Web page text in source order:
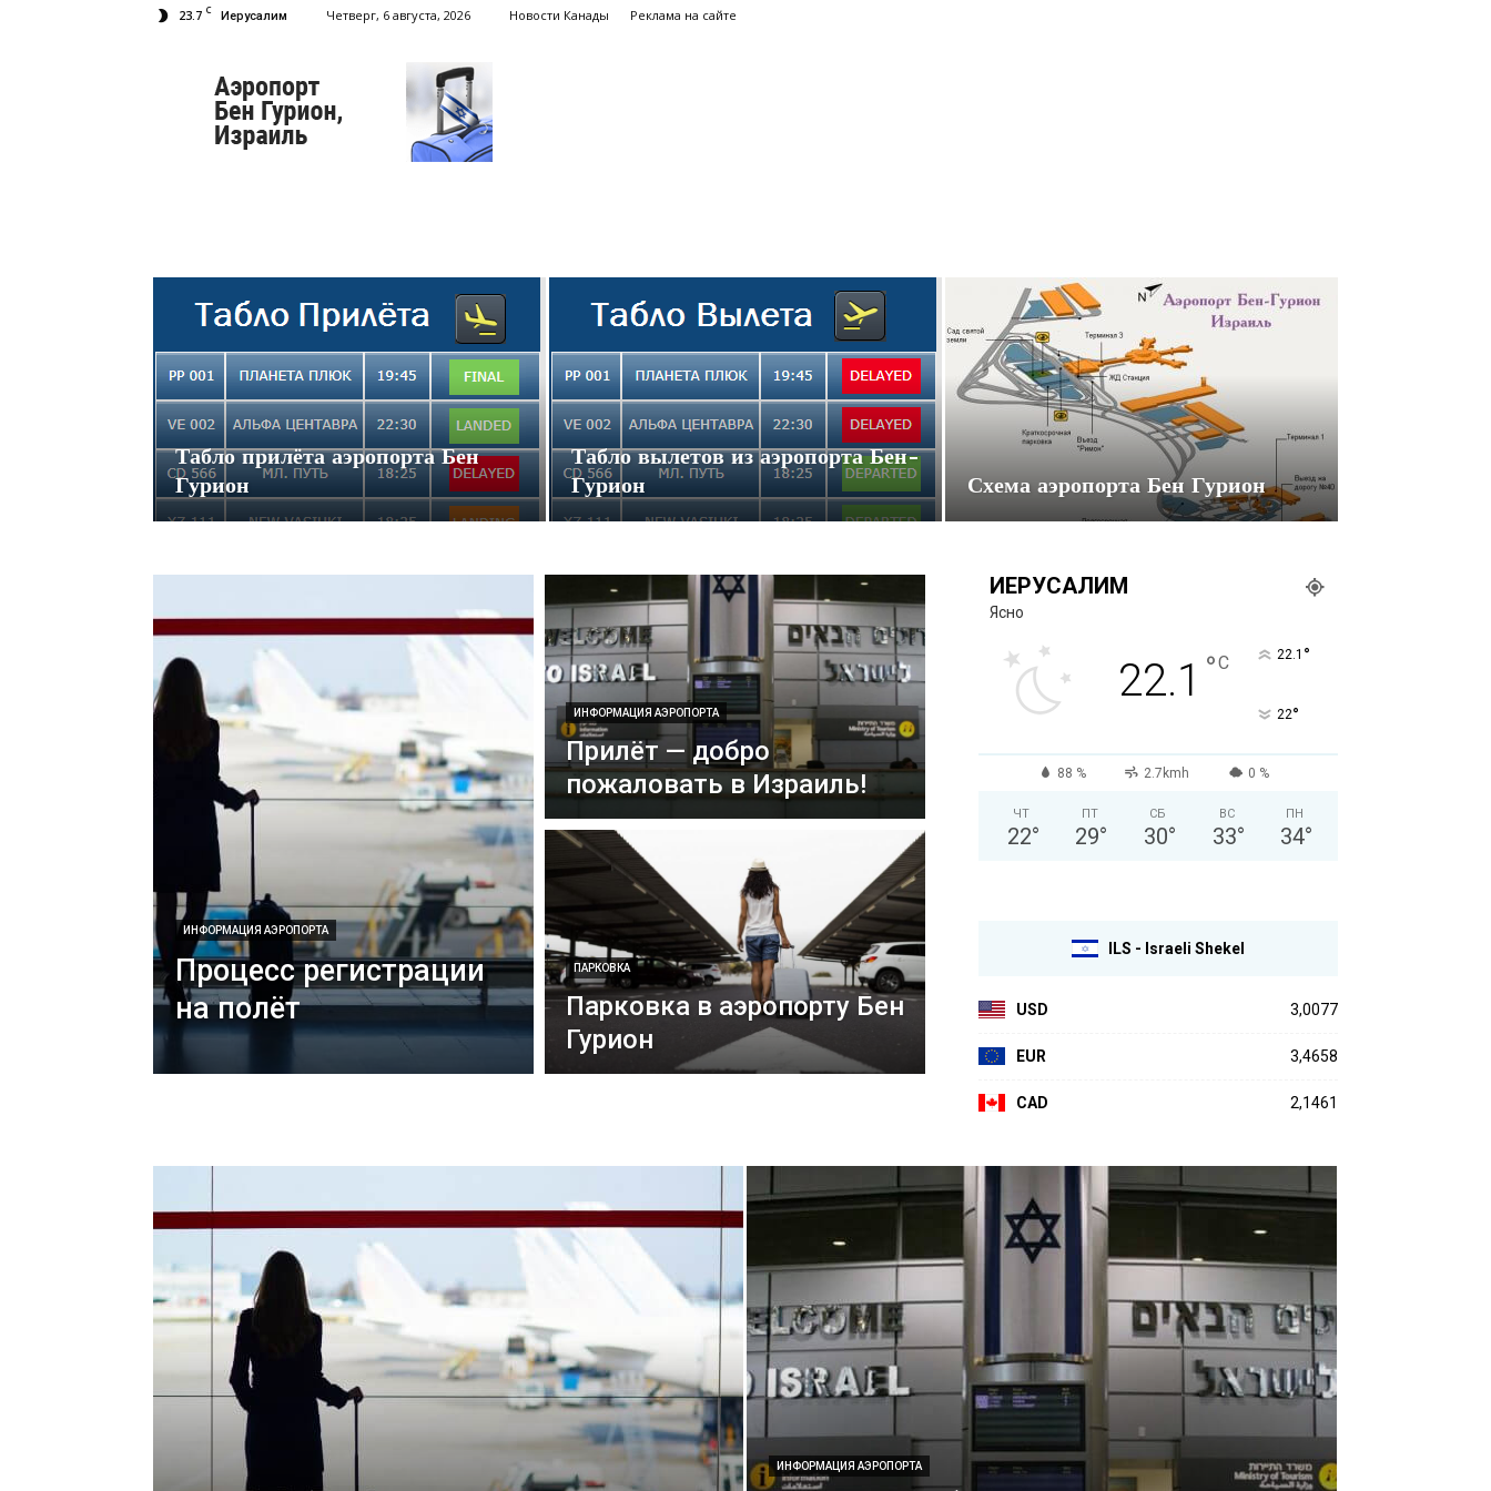
23.7 C Иерусалим Четверг, 6 августа, 2026 Новости Канады Реклама на сайте
Гурион
Табло прилёта аэропорта Бен
Гурион
Табло вылетов из аэропорта Бен-
Гурион
Схема аэропорта Бен Гурион
ИНФОРМАЦИЯ АЭРОПОРТА
Процесс регистрации
на полёт
ИНФОРМАЦИЯ АЭРОПОРТА
Прилёт — добро
пожаловать в Израиль!
ПАРКОВКА
Парковка в аэропорту Бен
Гурион
ИЕРУСАЛИМ
Ясно
22.1 °C 22.1 °
22°
88 % 2.7kmh 0 %
ЧТ
22°
ПТ
29°
СБ
30°
ВС
33°
ПН
34°
ILS - Israeli Shekel
USD 3,0077
EUR 3,4658
CAD 2,1461
ИНФОРМАЦИЯ АЭРОПОРТА